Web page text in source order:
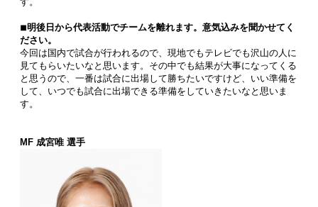
◾︎明後日から代表活動でチームを離れます。意気込みを聞かせてく
ださい。
今回は国内で試合が行われるので、現地でもテレビでも沢山の人に
見てもらいたいなと思います。その中でも結果が大事になってくる
と思うので、一番は試合に出場して勝ちたいですけど、いい準備を
して、いつでも試合に出場できる準備をしていきたいなと思いま
す。
MF 成宮唯 選手